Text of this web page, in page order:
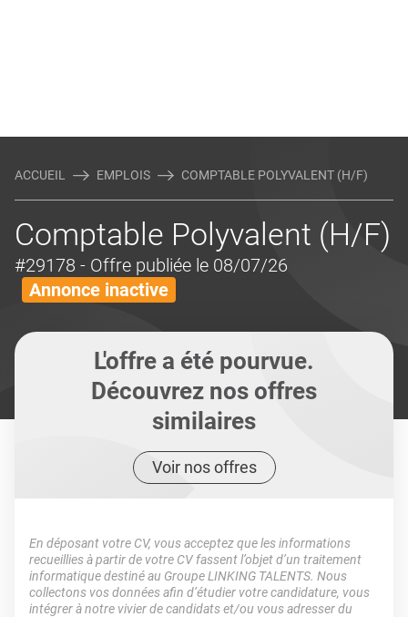
ACCUEIL EMPLOIS COMPTABLE POLYVALENT (H/F)
Comptable Polyvalent (H/F)
#29178 - Offre publiée le 08/07/26
Annonce inactive
L'offre a été pourvue.
Découvrez nos offres
similaires
Voir nos offres
En déposant votre CV, vous acceptez que les informations
recueillies à partir de votre CV fassent l’objet d’un traitement
informatique destiné au Groupe LINKING TALENTS. Nous
collectons vos données afin d’étudier votre candidature, vous
intégrer à notre vivier de candidats et/ou vous adresser du